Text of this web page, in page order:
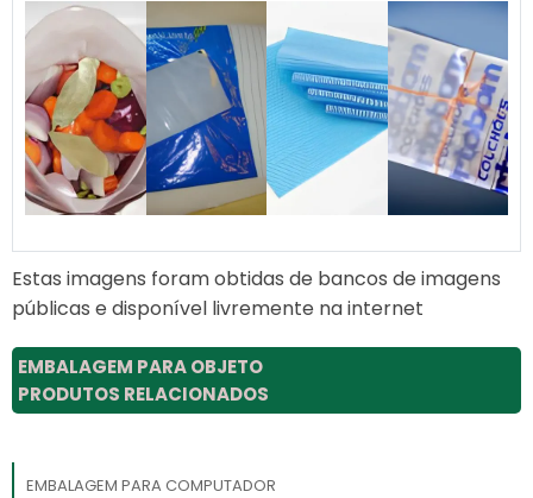
Estas imagens foram obtidas de bancos de imagens
públicas e disponível livremente na internet
EMBALAGEM PARA OBJETO
PRODUTOS RELACIONADOS
EMBALAGEM PARA COMPUTADOR